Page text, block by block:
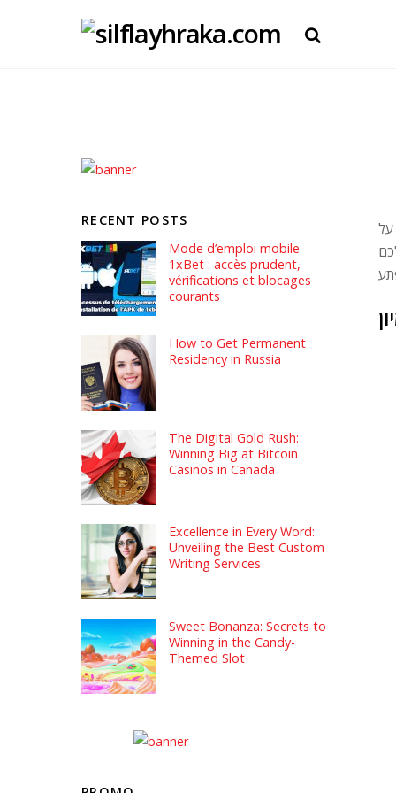
על
RECENT POSTS
Mode d’emploi mobile
1xBet : accès prudent,
vérifications et blocages
courants
How to Get Permanent
Residency in Russia
The Digital Gold Rush:
Winning Big at Bitcoin
Casinos in Canada
Excellence in Every Word:
Unveiling the Best Custom
Writing Services
Sweet Bonanza: Secrets to
Winning in the Candy-
Themed Slot